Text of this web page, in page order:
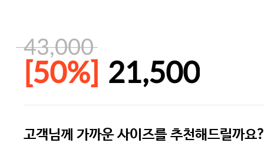
43,000
[50%] 21,500
주말특가 20%(8.7~8.9)/5만원 이
고객님께 가까운 사이즈를 추천해드릴까요?